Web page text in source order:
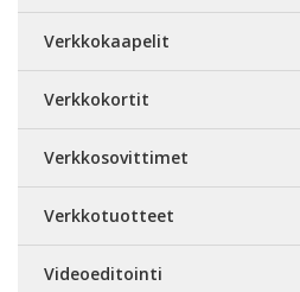
Verkkokaapelit
Verkkokortit
Verkkosovittimet
Verkkotuotteet
Videoeditointi